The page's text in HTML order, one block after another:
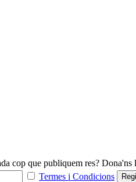
cop que publiquem res? Dona'ns
Termes i Condicions